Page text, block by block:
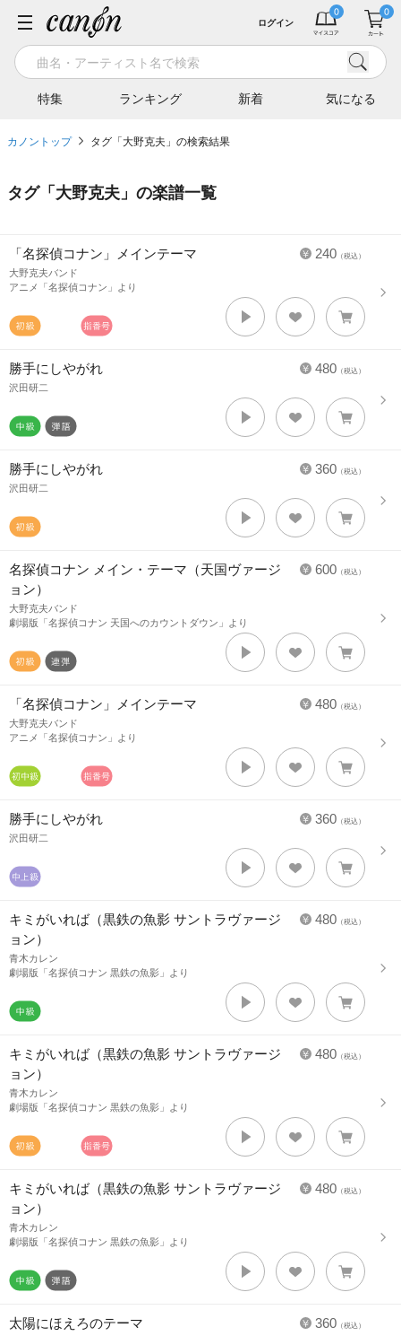
特集 ランキング 新着 気になる
ログイン
カノントップ タグ「大野克夫」の検索結果
タグ「 大野克夫 」の楽譜一覧
240 （税込）
「名探偵コナン」メインテーマ
大野克夫バンド
アニメ「名探偵コナン」より
480 （税込）
勝手にしやがれ
沢田研二
360 （税込）
勝手にしやがれ
沢田研二
600 （税込）
名探偵コナン メイン・テーマ（天国ヴァージ
ョン）
大野克夫バンド
劇場版「名探偵コナン 天国へのカウントダウン」より
480 （税込）
「名探偵コナン」メインテーマ
大野克夫バンド
アニメ「名探偵コナン」より
360 （税込）
勝手にしやがれ
沢田研二
480 （税込）
キミがいれば（黒鉄の魚影 サントラヴァージ
ョン）
青木カレン
劇場版「名探偵コナン 黒鉄の魚影」より
480 （税込）
キミがいれば（黒鉄の魚影 サントラヴァージ
ョン）
青木カレン
劇場版「名探偵コナン 黒鉄の魚影」より
480 （税込）
キミがいれば（黒鉄の魚影 サントラヴァージ
ョン）
青木カレン
劇場版「名探偵コナン 黒鉄の魚影」より
360 （税込）
太陽にほえろのテーマ